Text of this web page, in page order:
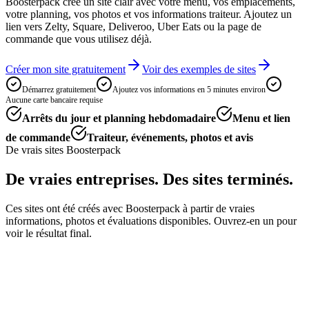
votre planning, vos photos et vos informations traiteur. Ajoutez un
lien vers Zelty, Square, Deliveroo, Uber Eats ou la page de
commande que vous utilisez déjà.
Créer mon site gratuitement Voir des exemples de sites
Démarrez gratuitement
Ajoutez vos informations en 5 minutes environ
Aucune carte bancaire requise
Arrêts du jour et planning hebdomadaire
Menu et lien
de commande
Traiteur, événements, photos et avis
De vrais sites Boosterpack
De vraies entreprises. Des sites terminés.
Ces sites ont été créés avec Boosterpack à partir de vraies
informations, photos et évaluations disponibles. Ouvrez-en un pour
voir le résultat final.